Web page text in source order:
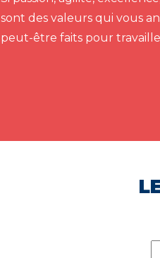
sont des valeurs qui vous
peut-être faits pour